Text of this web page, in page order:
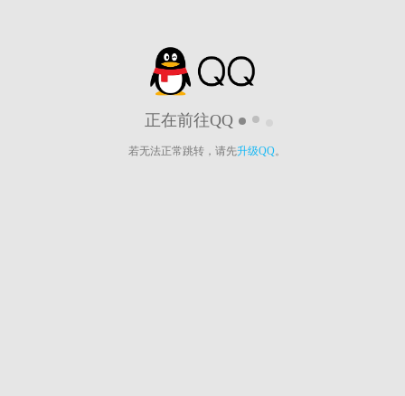
正在前往QQ
若无法正常跳转，请先升级QQ。